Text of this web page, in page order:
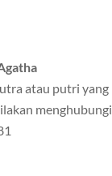
atau putri